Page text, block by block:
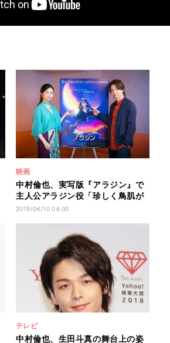
映画
中村倫也、実写版『アラジン』で
主人公アラジン役「珍しく鳥肌が
立った」
2019/04/10 04:00
テレビ
中村倫也、生田斗真の舞台上の姿